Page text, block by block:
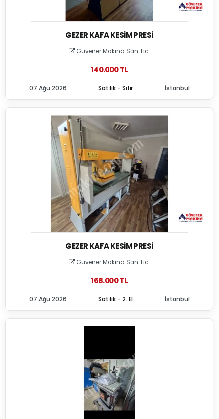
GEZER KAFA KESIM PRESI
Güvener Makina San.Tic.
140.000 TL
Satılık - Sıfır
07 Ağu 2026 İstanbul
GEZER KAFA KESIM PRESI
Güvener Makina San.Tic.
168.000 TL
Satılık - 2. El
07 Ağu 2026 İstanbul